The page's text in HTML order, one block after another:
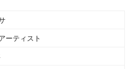
ーティスト